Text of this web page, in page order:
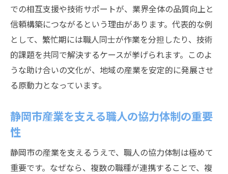
での相互支援や技術サポートが、業界全体の品質向上と
信頼構築につながるという理由があります。代表的な例
として、繁忙期には職人同士が作業を分担したり、技術
的課題を共同で解決するケースが挙げられます。このよ
うな助け合いの文化が、地域の産業を安定的に発展させ
る原動力となっています。
静岡市産業を支える職人の協力体制の重要
性
静岡市の産業を支えるうえで、職人の協力体制は極めて
重要です。なぜなら、複数の職種が連携することで、複